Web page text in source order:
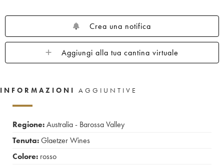
Crea una notifica
Aggiungi alla tua cantina virtuale
INFORMAZIONI AGGIUNTIVE
Regione:Australia - Barossa Valley
Tenuta:Glaetzer Wines
Colore: rosso